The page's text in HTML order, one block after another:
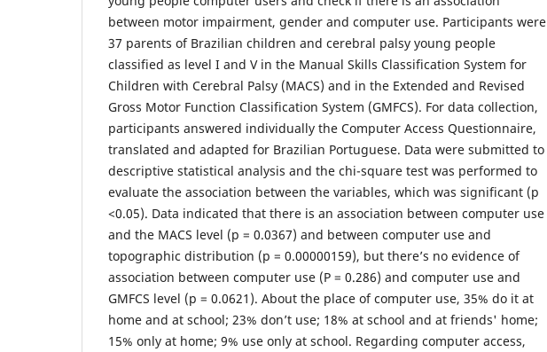
between motor impairment, gender and computer use. Participants were
37 parents of Brazilian children and cerebral palsy young people
classified as level I and V in the Manual Skills Classification System for
Children with Cerebral Palsy (MACS) and in the Extended and Revised
Gross Motor Function Classification System (GMFCS). For data collection,
participants answered individually the Computer Access Questionnaire,
translated and adapted for Brazilian Portuguese. Data were submitted to
descriptive statistical analysis and the chi-square test was performed to
evaluate the association between the variables, which was significant (p
<0.05). Data indicated that there is an association between computer use
and the MACS level (p = 0.0367) and between computer use and
topographic distribution (p = 0.00000159), but there’s no evidence of
association between computer use (P = 0.286) and computer use and
GMFCS level (p = 0.0621). About the place of computer use, 35% do it at
home and at school; 23% don’t use; 18% at school and at friends' home;
15% only at home; 9% use only at school. Regarding computer access,